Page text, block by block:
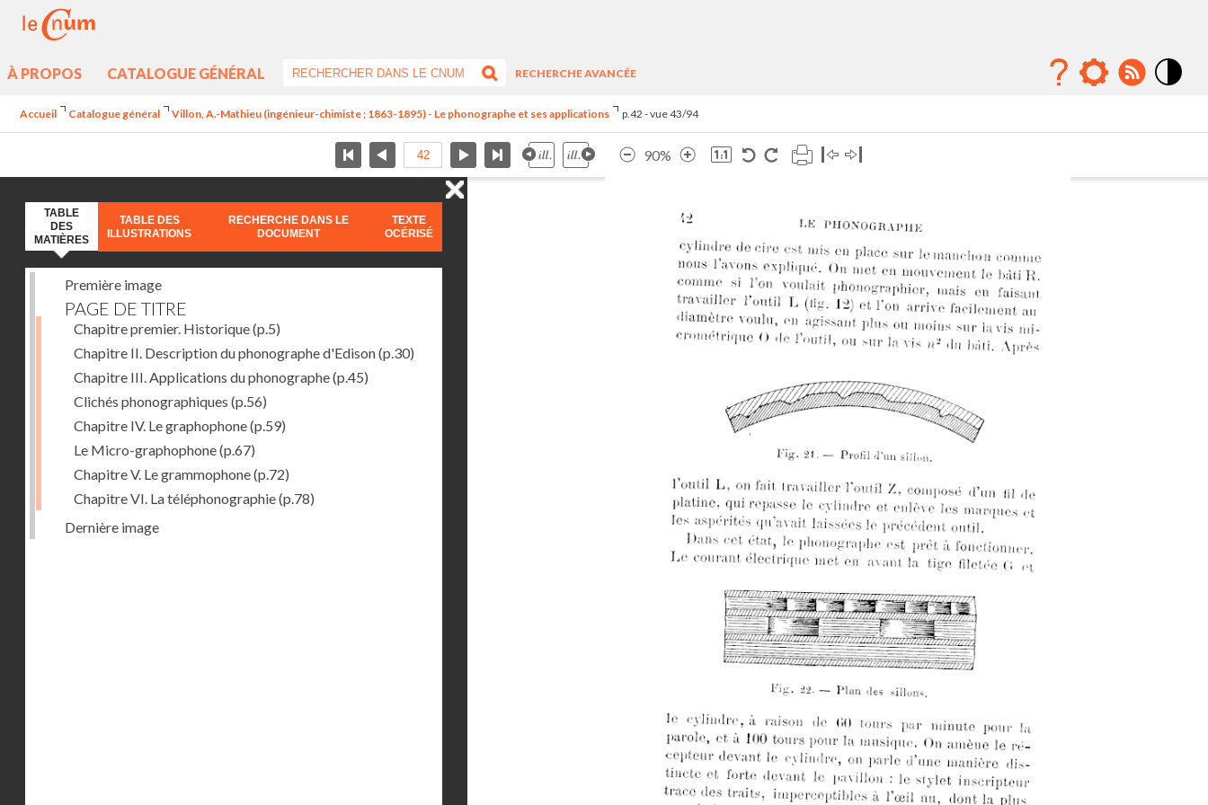
À PROPOS CATALOGUE GÉNÉRAL
RECHERCHE AVANCÉE
Accueil Catalogue général Villon, A.-Mathieu (ingénieur-chimiste ; 1863-1895) - Le phonographe et ses applications p.42 - vue 43/94
90%
TABLE
DES
MATIÈRES
TABLE DES
ILLUSTRATIONS
RECHERCHE DANS LE
DOCUMENT
TEXTE
OCÉRISÉ
Première image
PAGE DE TITRE
Chapitre premier. Historique(p.5)
Chapitre II. Description du phonographe d'Edison(p.30)
Chapitre III. Applications du phonographe(p.45)
Clichés phonographiques (p.56)
Chapitre IV. Le graphophone(p.59)
Le Micro-graphophone(p.67)
Chapitre V. Le grammophone(p.72)
Chapitre VI. La téléphonographie(p.78)
Dernière image